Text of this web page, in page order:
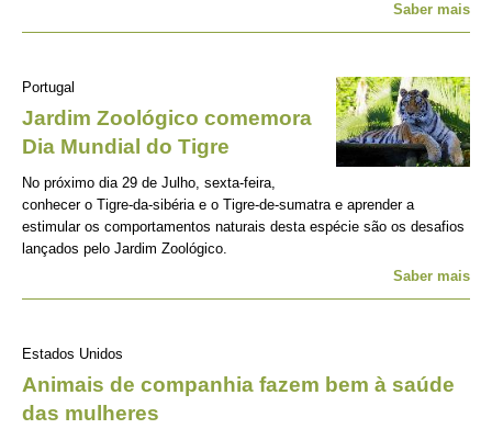
Saber mais
Portugal
Jardim Zoológico comemora
Dia Mundial do Tigre
No próximo dia 29 de Julho, sexta-feira,
conhecer o Tigre-da-sibéria e o Tigre-de-sumatra e aprender a
estimular os comportamentos naturais desta espécie são os desafios
lançados pelo Jardim Zoológico.
Saber mais
Estados Unidos
Animais de companhia fazem bem à saúde
das mulheres